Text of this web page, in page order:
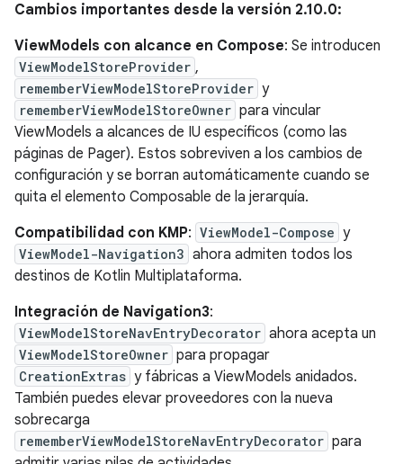
Cambios importantes desde la versión 2.10.0:
ViewModels con alcance en Compose: Se introducen
ViewModelStoreProvider ,
rememberViewModelStoreProvider y
rememberViewModelStoreOwner para vincular
ViewModels a alcances de IU específicos (como las
páginas de Pager). Estos sobreviven a los cambios de
configuración y se borran automáticamente cuando se
quita el elemento Composable de la jerarquía.
Compatibilidad con KMP: ViewModel-Compose y
ViewModel-Navigation3 ahora admiten todos los
destinos de Kotlin Multiplataforma.
Integración de Navigation3:
ViewModelStoreNavEntryDecorator ahora acepta un
ViewModelStoreOwner para propagar
CreationExtras y fábricas a ViewModels anidados.
También puedes elevar proveedores con la nueva
sobrecarga
rememberViewModelStoreNavEntryDecorator para